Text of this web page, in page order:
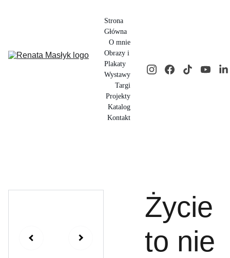
Strona
Główna
O mnie
Obrazy i
Plakaty
Wystawy
Targi
Projekty
Katalog
Kontakt
Życie
to nie